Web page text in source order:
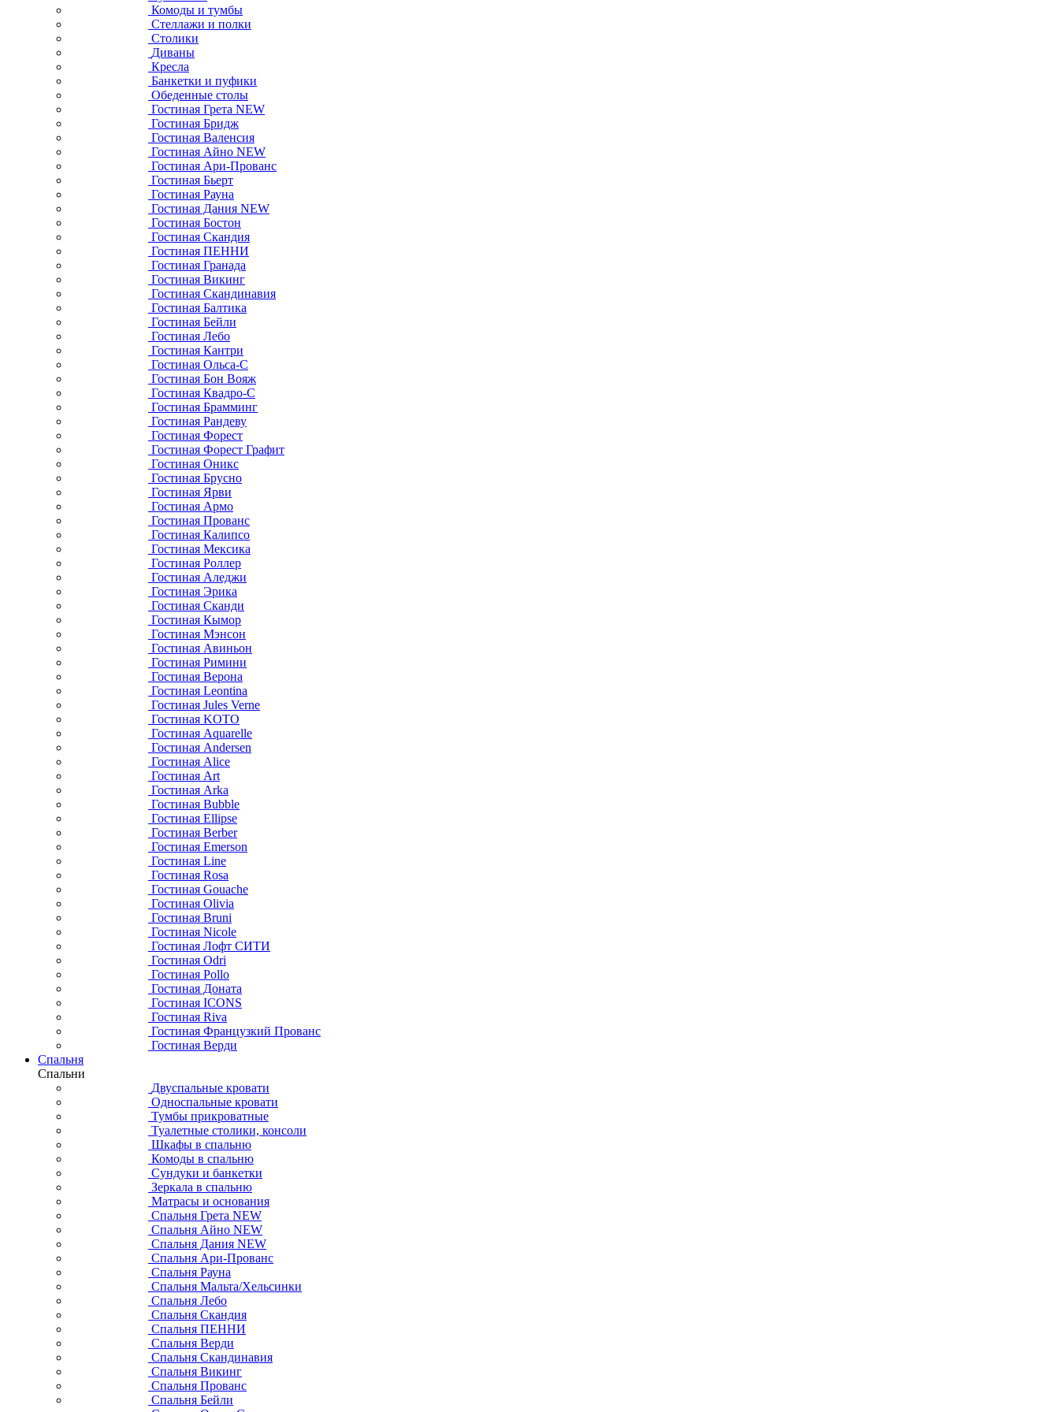
Комоды и тумбы
Стеллажи и полки
Столики
Диваны
Кресла
Банкетки и пуфики
Обеденные столы
Гостиная Грета NEW
Гостиная Бридж
Гостиная Валенсия
Гостиная Айно NEW
Гостиная Ари-Прованс
Гостиная Бьерт
Гостиная Рауна
Гостиная Дания NEW
Гостиная Бостон
Гостиная Скандия
Гостиная ПЕННИ
Гостиная Гранада
Гостиная Викинг
Гостиная Скандинавия
Гостиная Балтика
Гостиная Бейли
Гостиная Лебо
Гостиная Кантри
Гостиная Ольса-С
Гостиная Бон Вояж
Гостиная Квадро-С
Гостиная Брамминг
Гостиная Рандеву
Гостиная Форест
Гостиная Форест Графит
Гостиная Оникс
Гостиная Брусно
Гостиная Ярви
Гостиная Армо
Гостиная Прованс
Гостиная Калипсо
Гостиная Мексика
Гостиная Роллер
Гостиная Аледжи
Гостиная Эрика
Гостиная Сканди
Гостиная Кымор
Гостиная Мэнсон
Гостиная Авиньон
Гостиная Римини
Гостиная Верона
Гостиная Leontina
Гостиная Jules Verne
Гостиная KOTO
Гостиная Aquarelle
Гостиная Andersen
Гостиная Alice
Гостиная Art
Гостиная Arka
Гостиная Bubble
Гостиная Ellipse
Гостиная Berber
Гостиная Emerson
Гостиная Line
Гостиная Rosa
Гостиная Gouache
Гостиная Olivia
Гостиная Bruni
Гостиная Nicole
Гостиная Лофт СИТИ
Гостиная Odri
Гостиная Pollo
Гостиная Доната
Гостиная ICONS
Гостиная Riva
Гостиная Французкий Прованс
Гостиная Верди
Спальня
Спальни
Двуспальные кровати
Односпальные кровати
Тумбы прикроватные
Туалетные столики, консоли
Шкафы в спальню
Комоды в спальню
Сундуки и банкетки
Зеркала в спальню
Матрасы и основания
Спальня Грета NEW
Спальня Айно NEW
Спальня Дания NEW
Спальня Ари-Прованс
Спальня Рауна
Спальня Мальта/Хельсинки
Спальня Лебо
Спальня Скандия
Спальня ПЕННИ
Спальня Верди
Спальня Скандинавия
Спальня Викинг
Спальня Прованс
Спальня Бейли